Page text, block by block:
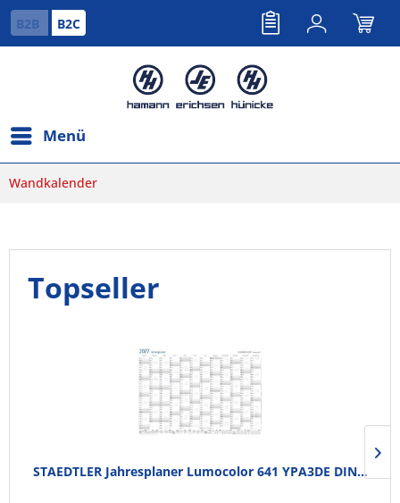
B2B B2C
Menü
Wandkalender
Topseller
STAEDTLER Jahresplaner Lumocolor 641 YPA3DE DIN...